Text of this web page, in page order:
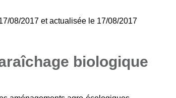
08/2017 et actualisée le 17/08/2017
biologique